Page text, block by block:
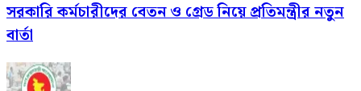
সরকারি কর্মচারীদের বেতন ও গ্রেড নিয়ে প্রতিমন্ত্রীর নতুন
বার্তা